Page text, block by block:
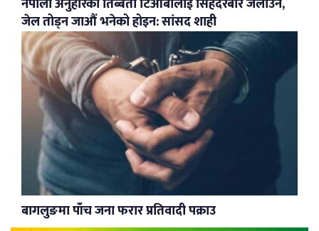
जेल तोड्न जाऔं भनेको होइन: सांसद शाही
बागलुङमा पाँच जना फरार प्रतिवादी पक्राउ